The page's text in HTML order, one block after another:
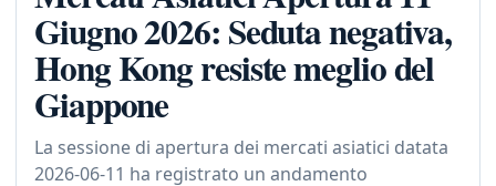
Giugno 2026: Seduta negativa,
Hong Kong resiste meglio del
Giappone
La sessione di apertura dei mercati asiatici datata
2026-06-11 ha registrato un andamento